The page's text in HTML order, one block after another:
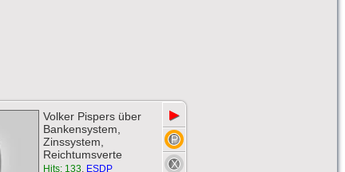
Volker Pispers über
Bankensystem,
Zinssystem,
Reichtumsverte
Hits: 133, ESDP
▶